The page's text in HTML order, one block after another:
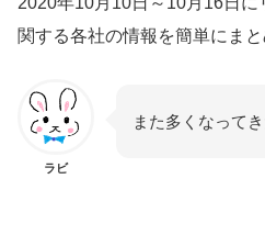
関する各社の情報を簡単にまと
ラビ
また多くなって